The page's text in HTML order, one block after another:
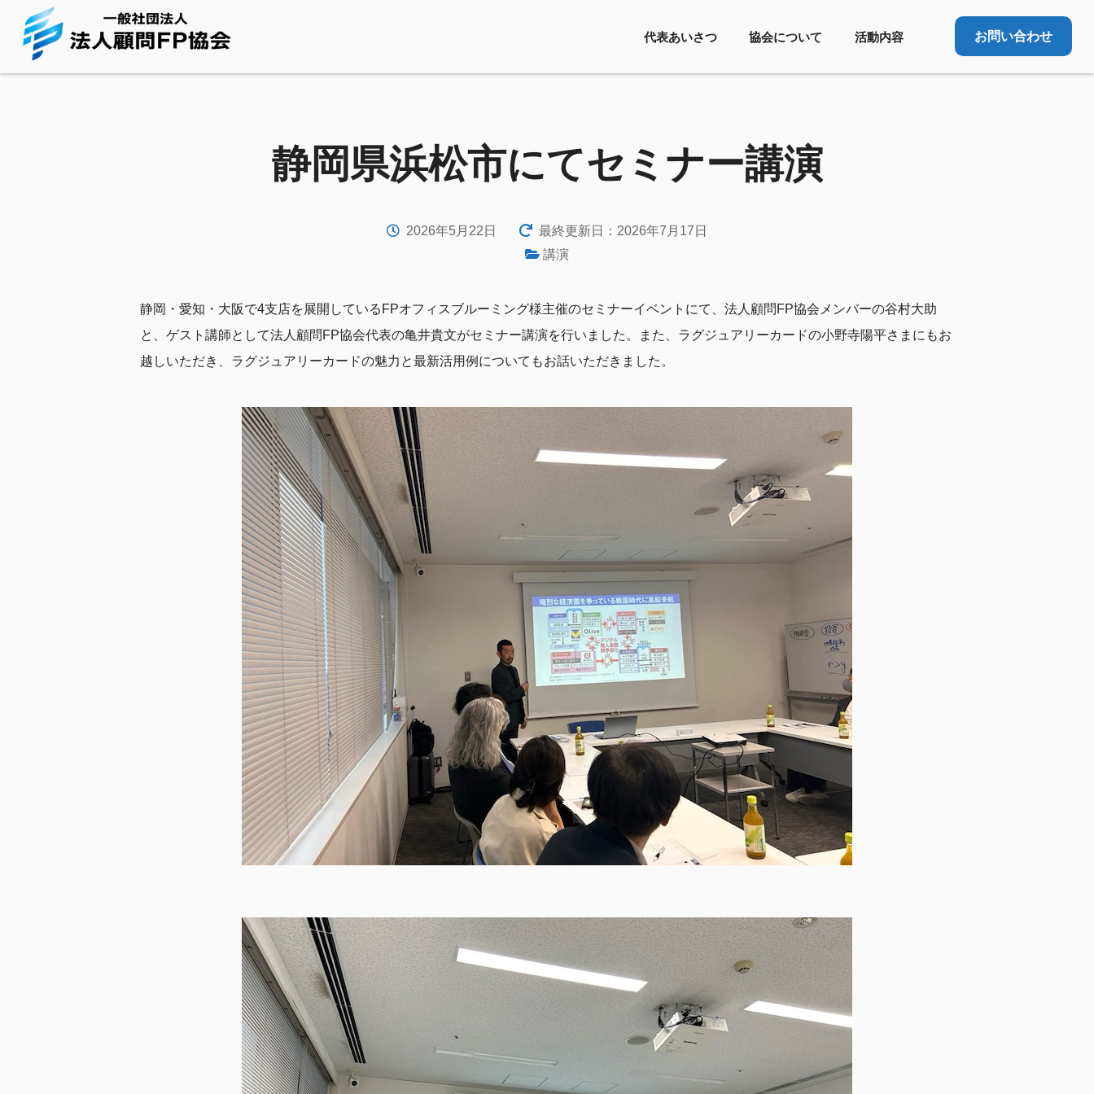
代表あいさつ 協会について 活動内容 お問い合わせ
静岡県浜松市にてセミナー講演
2026年5月22日
最終更新日：2026年7月17日
講演
静岡・愛知・大阪で4支店を展開しているFPオフィスブルーミング様主催のセミナーイベントにて、法人顧問FP協会メンバーの谷村大助
と、ゲスト講師として法人顧問FP協会代表の亀井貴文がセミナー講演を行いました。また、ラグジュアリーカードの小野寺陽平さまにもお
越しいただき、ラグジュアリーカードの魅力と最新活用例についてもお話いただきました。